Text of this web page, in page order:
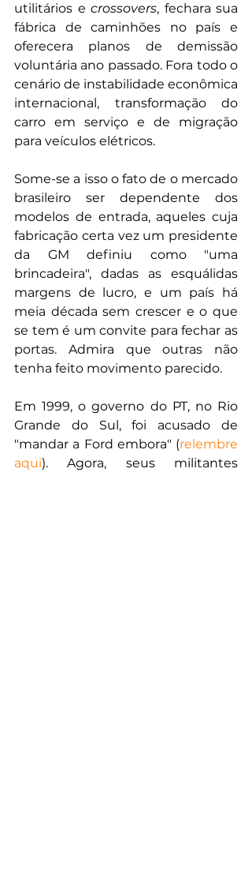
utilitários e crossovers, fechara sua
fábrica de caminhões no país e
oferecera planos de demissão
voluntária ano passado. Fora todo o
cenário de instabilidade econômica
internacional, transformação do
carro em serviço e de migração
para veículos elétricos.
Some-se a isso o fato de o mercado
brasileiro ser dependente dos
modelos de entrada, aqueles cuja
fabricação certa vez um presidente
da GM definiu como "uma
brincadeira", dadas as esquálidas
margens de lucro, e um país há
meia década sem crescer e o que
se tem é um convite para fechar as
portas. Admira que outras não
tenha feito movimento parecido.
Em 1999, o governo do PT, no Rio
Grande do Sul, foi acusado de
"mandar a Ford embora" (relembre
aqui). Agora, seus militantes